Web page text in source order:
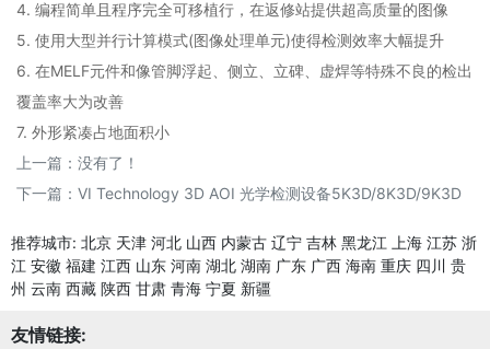
4. 编程简单且程序完全可移植行，在返修站提供超高质量的图像
5. 使用大型并行计算模式(图像处理单元)使得检测效率大幅提升
6. 在MELF元件和像管脚浮起、侧立、立碑、虚焊等特殊不良的检出
覆盖率大为改善
7. 外形紧凑占地面积小
上一篇：没有了！
下一篇： VI Technology 3D AOI 光学检测设备5K3D/8K3D/9K3D
推荐城市: 北京 天津 河北 山西 内蒙古 辽宁 吉林 黑龙江 上海 江苏 浙
江 安徽 福建 江西 山东 河南 湖北 湖南 广东 广西 海南 重庆 四川 贵
州 云南 西藏 陕西 甘肃 青海 宁夏 新疆
友情链接: